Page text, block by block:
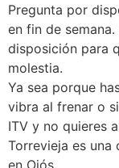
Pregunta por
en fin de
disposición para
molestia.
Ya sea porque
vibra al frenar o
ITV y no quieres
Torrevieja es